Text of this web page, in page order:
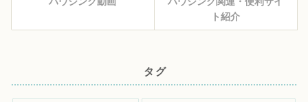
ト紹介
タグ